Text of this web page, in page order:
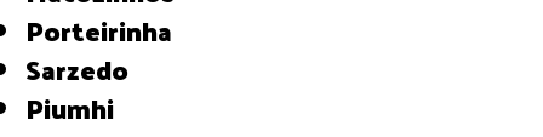
Porteirinha
Sarzedo
Piumhi